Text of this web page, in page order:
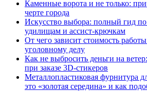
Каменные ворота и не только:
черте города
Искусство выбора: полный гид
удилищам и ассист-крючкам
От чего зависит стоимость
уголовному делу
Как не выбросить деньги на
при заказе 3D-стикеров
Металлопластиковая фурнитура
это «золотая середина» и как